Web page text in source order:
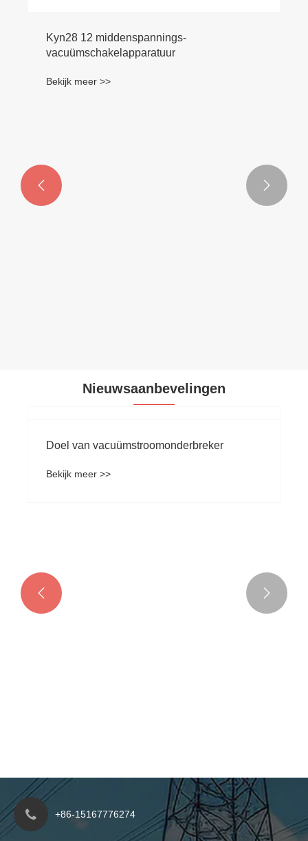
 
Nieuwsaanbevelingen
 
+86-15167776274